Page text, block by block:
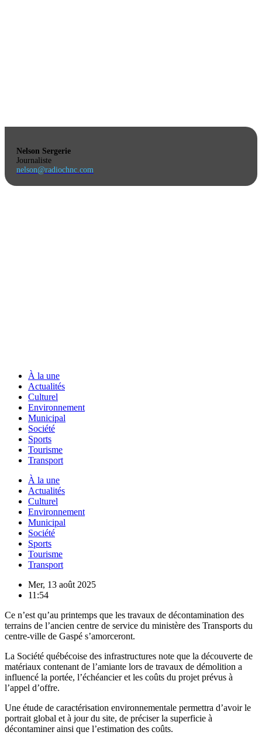
Nelson Sergerie
Journaliste
nelson@radiochnc.com
À la une
Actualités
Culturel
Environnement
Municipal
Société
Sports
Tourisme
Transport
À la une
Actualités
Culturel
Environnement
Municipal
Société
Sports
Tourisme
Transport
Mer, 13 août 2025
11:54
Ce n’est qu’au printemps que les travaux de décontamination des
terrains de l’ancien centre de service du ministère des Transports du
centre-ville de Gaspé s’amorceront.
La Société québécoise des infrastructures note que la découverte de
matériaux contenant de l’amiante lors de travaux de démolition a
influencé la portée, l’échéancier et les coûts du projet prévus à
l’appel d’offre.
Une étude de caractérisation environnementale permettra d’avoir le
portrait global et à jour du site, de préciser la superficie à
décontaminer ainsi que l’estimation des coûts.